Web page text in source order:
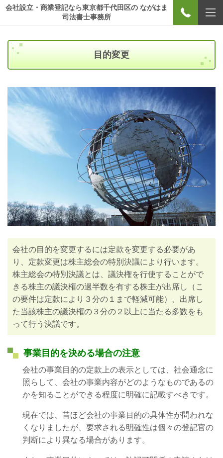
会社設立・商業登記なら東京都千代田区の ながはま
司法書士事務所
目的変更
会社の目的を変更するには定款を変更する必要があ
り、定款変更は株主総会の特別決議により行います。
株主総会の特別決議とは、議決権を行使することがで
きる株主の議決権の過半数を有する株主が出席し（こ
の要件は定款により３分の１まで軽減可能）、出席し
た当該株主の議決権の３分の２以上に当たる多数をも
って行う決議です。
事業目的を決める場合の注意
会社の事業目的の定款上の表示としては、社会通念に
照らして、会社の事業内容がどのようなものであるの
かを知ることができる程度に明確に記載すべきです。
現在では、昔ほど会社の事業目的の具体性が問われな
くなりましたが、要求される明確性は個々の登記官の
判断により異なる場合があります。